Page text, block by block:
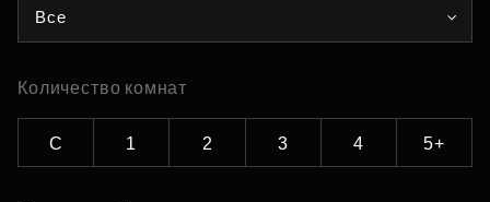
Все
Количество комнат
С 1 2 3 4 5+